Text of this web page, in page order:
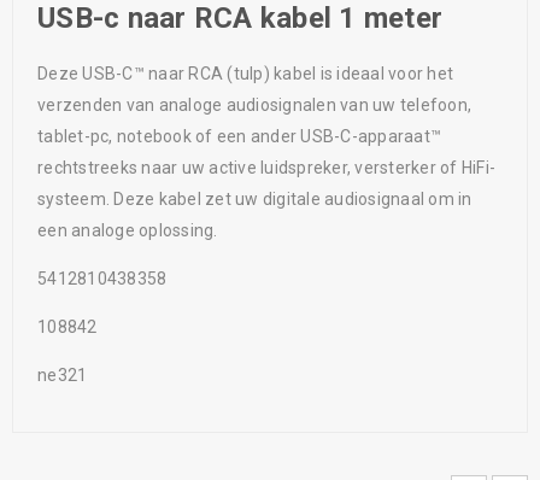
USB-c naar RCA kabel 1 meter
Deze USB-C™ naar RCA (tulp) kabel is ideaal voor het
verzenden van analoge audiosignalen van uw telefoon,
tablet-pc, notebook of een ander USB-C-apparaat™
rechtstreeks naar uw active luidspreker, versterker of HiFi-
systeem. Deze kabel zet uw digitale audiosignaal om in
een analoge oplossing.
5412810438358
108842
ne321